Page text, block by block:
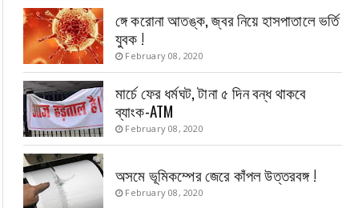
ঙ্গে করোনা আতঙ্ক, জ্বর নিয়ে হাসপাতালে ভর্তি
যুবক !
February 08, 2020
মার্চে ফের ধর্মঘট, টানা ৫ দিন বন্ধ থাকবে
ব্যাংক-ATM
February 08, 2020
অসমে ভূমিকম্পের জেরে কাঁপল উত্তরবঙ্গ !
February 08, 2020